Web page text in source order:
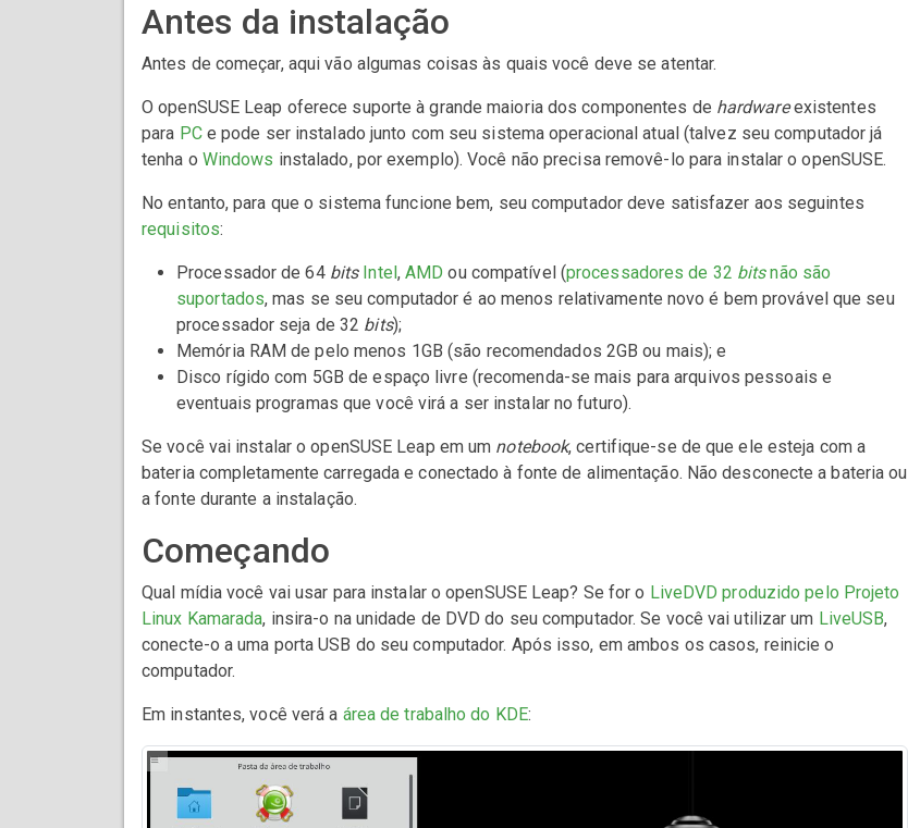
Antes da instalação
Antes de começar, aqui vão algumas coisas às quais você deve se atentar.
O openSUSE Leap oferece suporte à grande maioria dos componentes de hardwareexistentes
para PCe pode ser instalado junto com seu sistema operacional atual (talvez seu computador já
tenha o Windows instalado, por exemplo). Você não precisa removê-lo para instalar o openSUSE.
No entanto, para que o sistema funcione bem, seu computador deve satisfazer aos seguintes
requisitos:
Processador de 64 bits Intel,AMD ou compatível (processadores de 32 bitsnão são
suportados, mas se seu computador é ao menos relativamente novo é bem provável que seu
processador seja de 32 bits);
Memória RAM de pelo menos 1GB (são recomendados 2GB ou mais); e
Disco rígido com 5GB de espaço livre (recomenda-se mais para arquivos pessoais e
eventuais programas que você virá a ser instalar no futuro).
Se você vai instalar o openSUSE Leap em um notebook, certifique-se de que ele esteja com a
bateria completamente carregada e conectado à fonte de alimentação. Não desconecte a bateria ou
a fonte durante a instalação.
Começando
Qual mídia você vai usar para instalar o openSUSE Leap? Se for o LiveDVD produzido pelo Projeto
Linux Kamarada, insira-o na unidade de DVD do seu computador. Se você vai utilizar um LiveUSB,
conecte-o a uma porta USB do seu computador. Após isso, em ambos os casos, reinicie o
computador.
Em instantes, você verá a área de trabalho do KDE: